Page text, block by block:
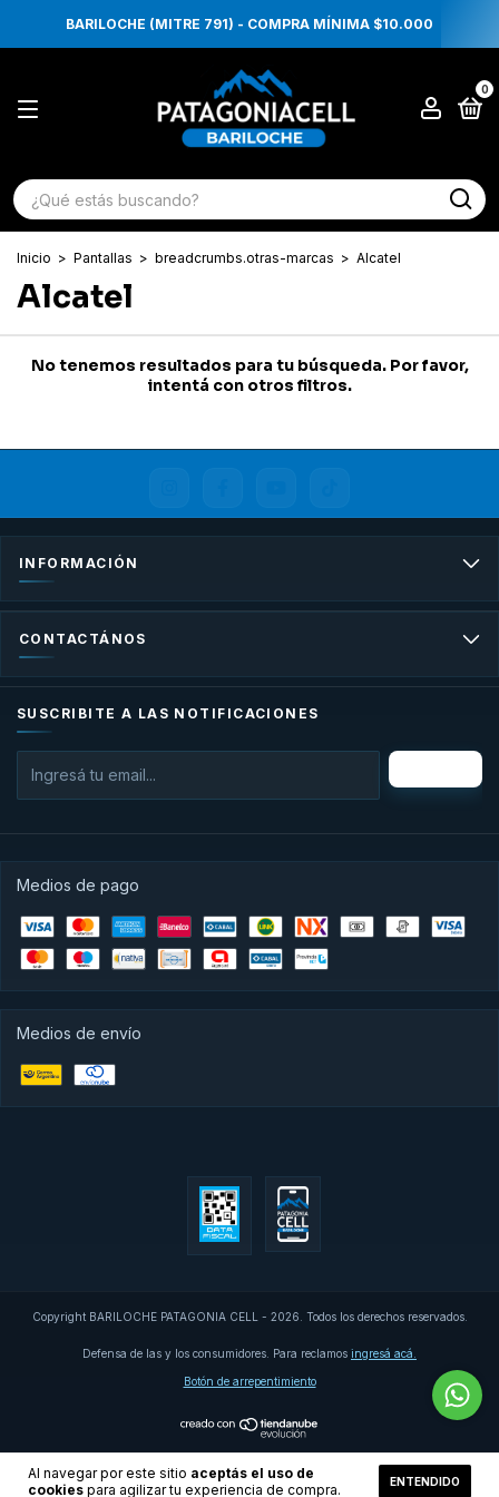
BARILOCHE (MITRE 791) - COMPRA MÍNIMA $10.000
0
Al navegar por este sitio aceptás el uso de
cookies para agilizar tu experiencia de compra. ENTENDIDO
Inicio > Pantallas > breadcrumbs.otras-marcas > Alcatel
Alcatel
No tenemos resultados para tu búsqueda. Por favor,
intentá con otros filtros.
INFORMACIÓN
CONTACTÁNOS
SUSCRIBITE A LAS NOTIFICACIONES
Medios de pago
Medios de envío
Copyright BARILOCHE PATAGONIA CELL - 2026. Todos los derechos reservados.
Defensa de las y los consumidores. Para reclamos ingresá acá.
Botón de arrepentimiento